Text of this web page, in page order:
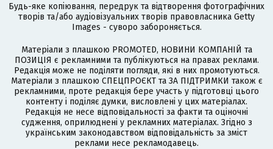
Будь-яке копіювання, передрук та відтворення фотографічних
творів та/або аудіовізуальних творів правовласника Getty
Images - суворо забороняється.
Матеріали з плашкою PROMOTED, НОВИНИ КОМПАНІЙ та
ПОЗИЦІЯ є рекламними та публікуються на правах реклами.
Редакція може не поділяти погляди, які в них промотуються.
Матеріали з плашкою СПЕЦПРОЄКТ та ЗА ПІДТРИМКИ також є
рекламними, проте редакція бере участь у підготовці цього
контенту і поділяє думки, висловлені у цих матеріалах.
Редакція не несе відповідальності за факти та оціночні
судження, оприлюднені у рекламних матеріалах. Згідно з
українським законодавством відповідальність за зміст
реклами несе рекламодавець.